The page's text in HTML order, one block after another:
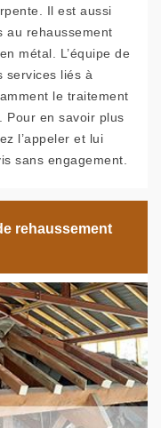
Il est aussi
au rehaussement
métal. L’équipe de
services liés à
le traitement
Pour en savoir plus
l’appeler et lui
sans engagement.
rehaussement